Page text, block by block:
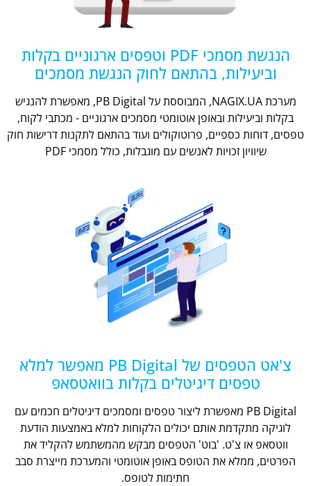
הנגשת מסמכי PDF וטפסים ארגוניים בקלות
וביעילות, בהתאם לחוק הנגשת מסמכים
מערכת NAGIX.UA, המבוססת על PB Digital, מאפשרת להנגיש
בקלות וביעילות ובאופן אוטומטי מסמכים ארגוניים - מכתבי לקוח,
טפסים, דוחות כספיים, פרוטוקולים ועוד בהתאם לתקנות דרישות חוק
שיוויון זכויות לאנשים עם מוגבלות, כולל מסמכי PDF
צ'אט הטפסים של PB Digital מאפשר למלא
טפסים דיגיטלים בקלות בוואטסאפ
PB Digital מאפשרת ליצור טפסים ומסמכים דיגיטלים חכמים עם
לוגיקה מתקדמת אותם יכולים הלקוחות למלא באמצעות הודעת
ווטסאפ או צ'ט. 'בוט' הטפסים מבקש מהמשתמש להקליד את
הפרטים, ממלא את הטופס באופן אוטומטי והמערכת מייצרת סבב
חתימות לטופס.